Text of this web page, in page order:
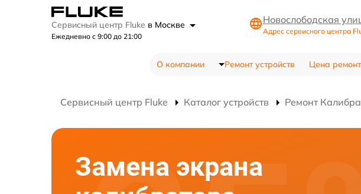
Сервисный центр Fluke в Москве
Ежедневно с 9:00 до 21:00
Новослободская
Адрес сервисного центра
О компании Ремонт устройств Цена
Сервисный центр Fluke Каталог устройств Ремонт
Замена экрана